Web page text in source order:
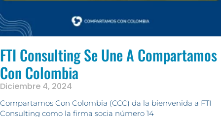
FTI Consulting Se Une A Compartamos
Con Colombia
Diciembre 4, 2024
Compartamos Con Colombia (CCC) da la bienvenida a FTI
Consulting como la firma socia número 14